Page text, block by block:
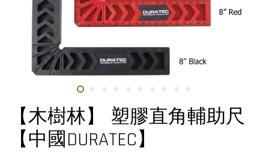
【木樹林】 塑膠直角輔助尺
【中國DURATEC】